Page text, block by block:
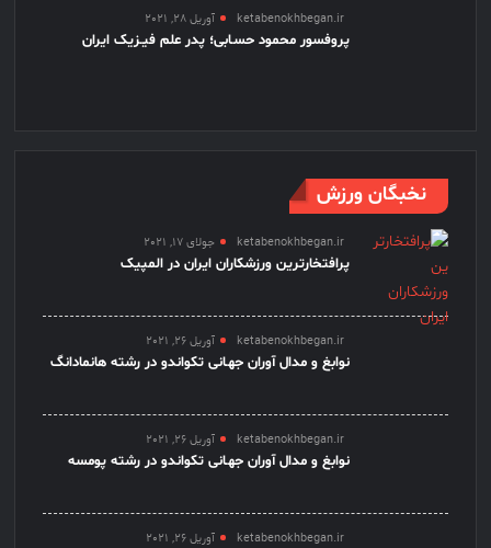
ketabenokhbegan.ir آوریل 28, 2021
پروفسور محمود حسـابی؛ پدر علم فیـزیک ایران
نخبگان ورزش
ketabenokhbegan.ir جولای 17, 2021
پرافتخارترین ورزشکاران ایران در المپیک
ketabenokhbegan.ir آوریل 26, 2021
نوابغ و مدال آوران جهـانی تکواندو در رشته هانمادانگ
ketabenokhbegan.ir آوریل 26, 2021
نوابغ و مدال آوران جهـانی تکواندو در رشته پومسه
ketabenokhbegan.ir آوریل 26, 2021